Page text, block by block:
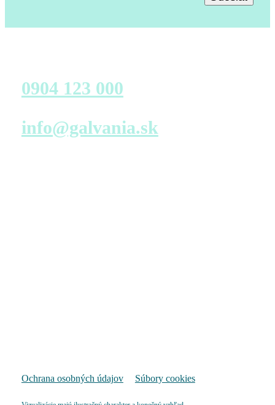
0904 123 000
info@galvania.sk
Ochrana osobných údajov Súbory cookies